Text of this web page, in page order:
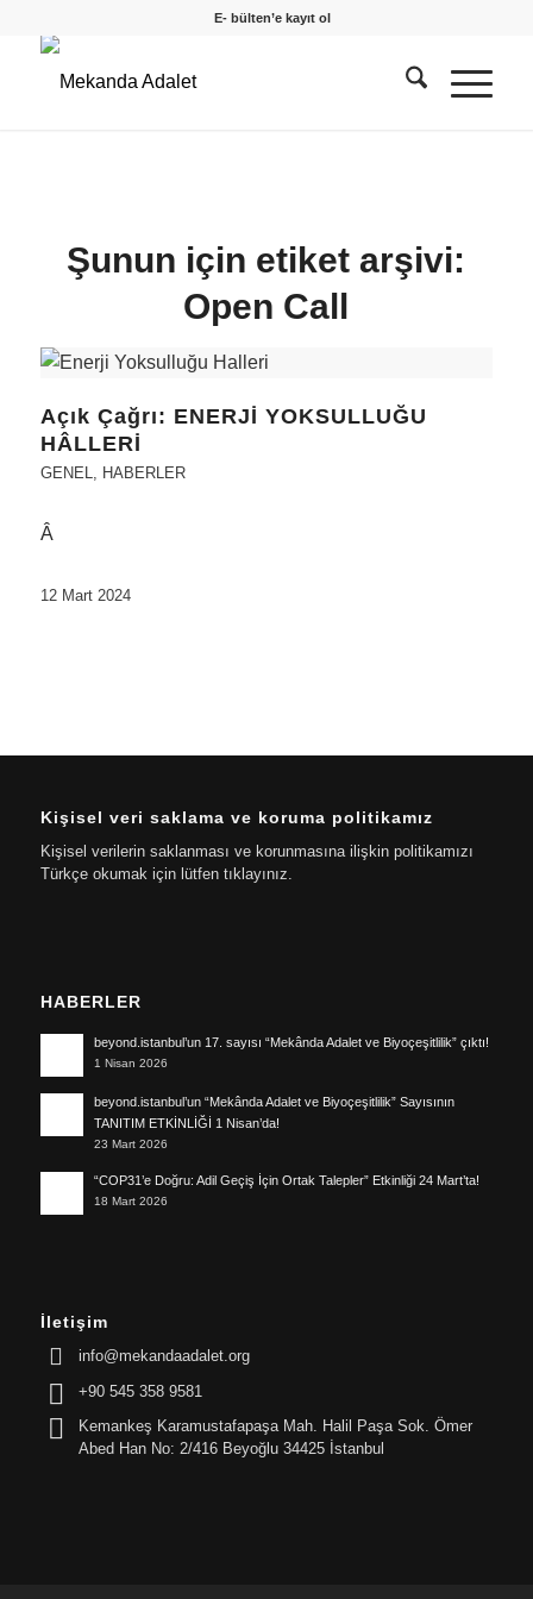
E- bülten’e kayıt ol
Şunun için etiket arşivi:
Open Call
Açık Çağrı: ENERJİ YOKSULLUĞU
HÂLLERİ
GENEL, HABERLER
Â
12 Mart 2024
Kişisel veri saklama ve koruma politikamız
Kişisel verilerin saklanması ve korunmasına ilişkin politikamızı
Türkçe okumak için lütfen tıklayınız.
HABERLER
beyond.istanbul’un 17. sayısı “Mekânda Adalet ve Biyoçeşitlilik” çıktı!
1 Nisan 2026
beyond.istanbul’un “Mekânda Adalet ve Biyoçeşitlilik” Sayısının
TANITIM ETKİNLİĞİ 1 Nisan’da!
23 Mart 2026
“COP31’e Doğru: Adil Geçiş İçin Ortak Talepler” Etkinliği 24 Mart’ta!
18 Mart 2026
İletişim
info@mekandaadalet.org
+90 545 358 9581
Kemankeş Karamustafapaşa Mah. Halil Paşa Sok. Ömer
Abed Han No: 2/416 Beyoğlu 34425 İstanbul